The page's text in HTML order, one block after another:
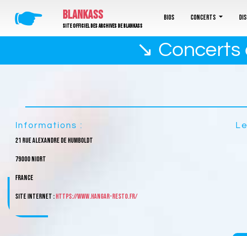
🖝 BLANKASS
Site officiel des archives de Blankass
Bios Concerts
↘ Concerts
Informations :
21 Rue Alexandre de Humboldt
79000 Niort
France
Site internet :https://www.hangar-resto.fr/